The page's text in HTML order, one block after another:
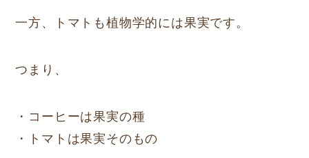
一方、トマトも植物学的には果実です。
つまり、
・コーヒーは果実の種
・トマトは果実そのもの